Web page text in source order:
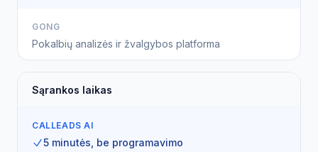
GONG
Pokalbių analizės ir žvalgybos platforma
Sąrankos laikas
CALLEADS AI
5 minutės, be programavimo